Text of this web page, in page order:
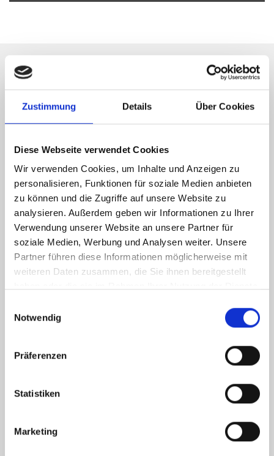
Zustimmung Details Über Cookies
Diese Webseite verwendet Cookies
Wir verwenden Cookies, um Inhalte und Anzeigen zu
personalisieren, Funktionen für soziale Medien anbieten
zu können und die Zugriffe auf unsere Website zu
analysieren. Außerdem geben wir Informationen zu Ihrer
Verwendung unserer Website an unsere Partner für
soziale Medien, Werbung und Analysen weiter. Unsere
Partner führen diese Informationen möglicherweise mit
weiteren Daten zusammen, die Sie ihnen bereitgestellt
Notwendig
Präferenzen
Statistiken
Marketing
Wir informieren Sie
automatisch über passende
zu, dass meine Angaben und Daten zur Beantwortung meiner Anfrage
elektronisch erhoben und gespeichert werden.
an info@hegerich-immobilien.de widerrufen. *